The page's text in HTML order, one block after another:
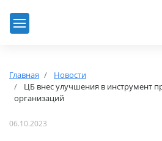
Главная
Новости
ЦБ внес улучшения в инструмент
организаций
06.10.2023